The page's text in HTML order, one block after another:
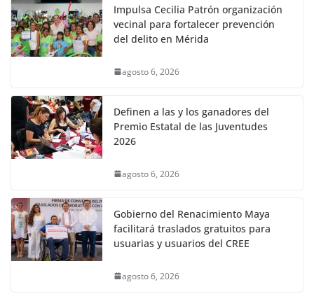
Impulsa Cecilia Patrón organización
vecinal para fortalecer prevención
del delito en Mérida
agosto 6, 2026
Definen a las y los ganadores del
Premio Estatal de las Juventudes
2026
agosto 6, 2026
Gobierno del Renacimiento Maya
facilitará traslados gratuitos para
usuarias y usuarios del CREE
agosto 6, 2026